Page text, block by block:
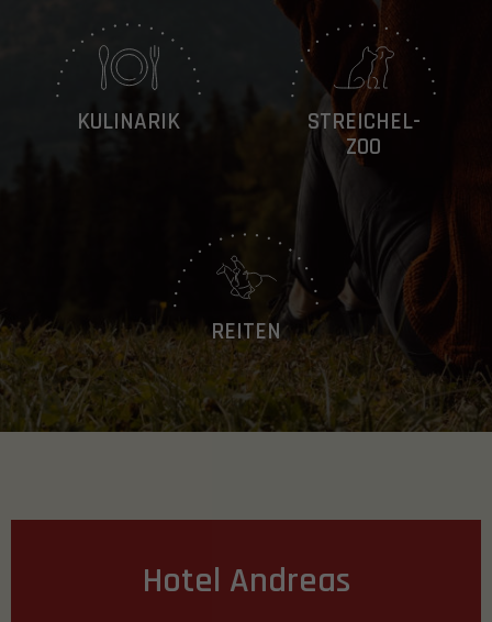
KULINARIK
STREICHEL-
ZOO
REITEN
Hotel Andreas